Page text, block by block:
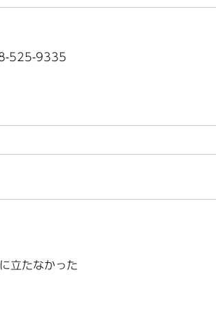
525-9335
立たなかった